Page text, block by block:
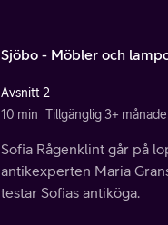
Sjöbo - Möbler och
Avsnitt 2
10 min Tillgänglig 3+
Sofia Rågenklint går på
antikexperten Maria
testar Sofias antiköga.